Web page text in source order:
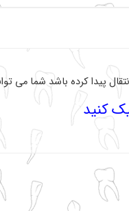
پیدا کرده باشد شما می
کنید